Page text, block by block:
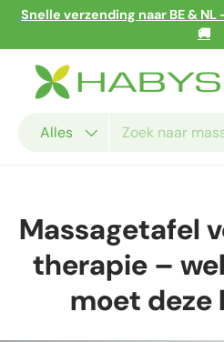
Snelle verzending naar BE &
🚚
Alles
Massagetafel
therapie –
moet deze